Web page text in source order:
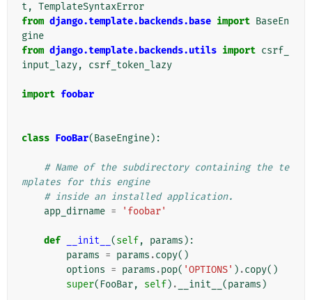
t , TemplateSyntaxError
from django.template.backends.base import BaseEn
gine
from django.template.backends.utils import csrf_
input_lazy, csrf_token_lazy
import foobar
class FooBar(BaseEngine):
# Name of the subdirectory containing the te
mplates for this engine
# inside an installed application.
app_dirname = 'foobar'
def __init__ (self, params ):
params = params .copy()
options = params .pop( 'OPTIONS' ) .copy()
super( FooBar, self) . __init__ (params )